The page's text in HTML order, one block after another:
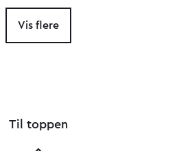
Vis flere
Til toppen